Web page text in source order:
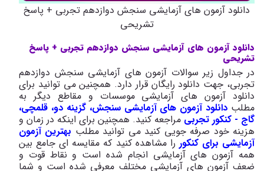
دانلود آزمون های آزمایشی سنجش دوازدهم تجربی + پاسخ
تشریحی
دانلود آزمون های آزمایشی سنجش دوازدهم تجربی + پاسخ
تشریحی
در جداول زیر سوالات آزمون های آزمایشی سنجش دوازدهم
تجربی، جهت دانلود رایگان قرار دارد. همچنین می توانید برای
دانلود آزمون های آزمایشی موسسات و مقاطع دیگر به
مطلب دانلود آزمون های آزمایشی سنجش، گزینه دو، قلمچی،
گاج - کنکور تجربی مراجعه کنید. همچنین برای اینکه در زمان و
هزینه خود صرفه جویی کنید می توانید مطلب بهترین آزمون
آزمایشی برای کنکور را مشاهده کنید که مقایسه ای جامع بین
همه آزمون های آزمایشی انجام شده است و نقاط قوت و
ضعف آزمون های آزمایشی مختلف معرفی شده است و شما